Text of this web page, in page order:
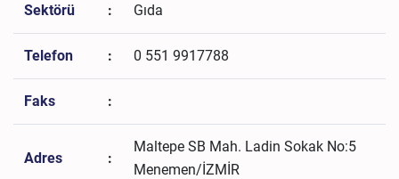
Sektörü : Gıda
Telefon : 0 551 9917788
Faks :
Adres :
Maltepe SB Mah. Ladin Sokak No:5
Menemen/İZMİR